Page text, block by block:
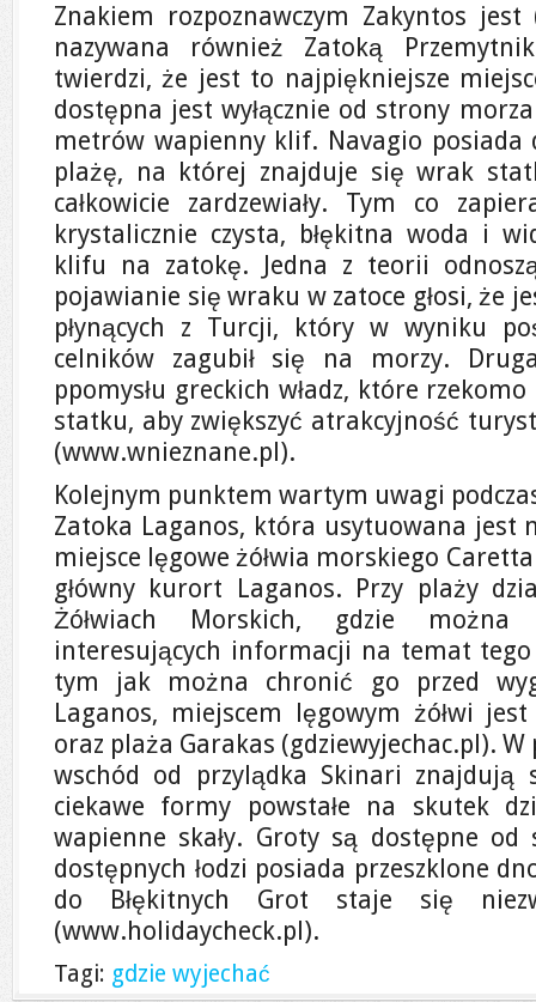
Znakiem rozpoznawczym Zakyntos
nazywana również Zatoką
twierdzi, że jest to najpiękniejsze
dostępna jest wyłącznie od strony
metrów wapienny klif. Navagio posiada
plażę, na której znajduje się wrak
całkowicie zardzewiały. Tym co
krystalicznie czysta, błękitna woda i
klifu na zatokę. Jedna z teorii
pojawianie się wraku w zatoce głosi, że
płynących z Turcji, który w wyniku
celników zagubił się na morzy.
ppomysłu greckich władz, które
statku, aby zwiększyć atrakcyjność
(www.wnieznane.pl).
Kolejnym punktem wartym uwagi
Zatoka Laganos, która usytuowana jest
miejsce lęgowe żółwia morskiego
główny kurort Laganos. Przy plaży
Żółwiach Morskich, gdzie
interesujących informacji na temat
tym jak można chronić go przed
Laganos, miejscem lęgowym żółwi
oraz plaża Garakas (gdziewyjechac.pl). W
wschód od przylądka Skinari znajdują
ciekawe formy powstałe na skutek
wapienne skały. Groty są dostępne od
dostępnych łodzi posiada przeszklone
do Błękitnych Grot staje się
(www.holidaycheck.pl).
Tagi: gdzie wyjechać